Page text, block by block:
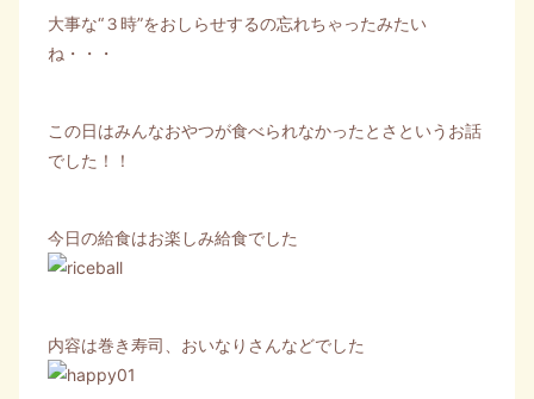
大事な“３時”をおしらせするの忘れちゃったみたい
ね・・・
この日はみんなおやつが食べられなかったとさというお話
でした！！
今日の給食はお楽しみ給食でした
内容は巻き寿司、おいなりさんなどでした